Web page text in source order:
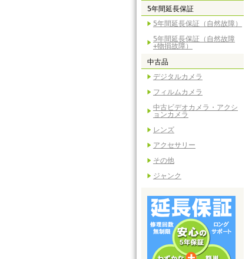
5年間延長保証
5年間延長保証（自然故障）
5年間延長保証（自然故障
+物損故障）
中古品
デジタルカメラ
フィルムカメラ
中古ビデオカメラ・アクシ
ョンカメラ
レンズ
アクセサリー
その他
ジャンク